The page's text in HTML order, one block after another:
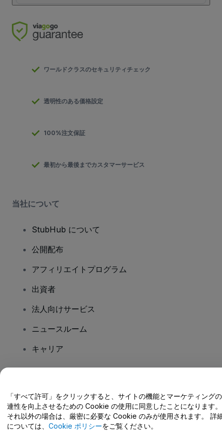
ワールドクラスのセキュリティチェック
透明性のある価格設定
100%注文保証
最初から最後までカスタマーサービス
当社について
StubHub について
公開配布
アフィリエイトプログラム
出資者
法人向けサービス
ニュースルーム
キャリア
ヘルプセンター / こちらまでご連絡下さい
「すべて許可」をクリックすると、サイトの機能とマーケティング
連性を向上させるための Cookie の使用に同意したことになります。
それ以外の場合は、厳密に必要な Cookie のみが使用されます。 詳
については、 Cookie ポリシーをご覧ください。